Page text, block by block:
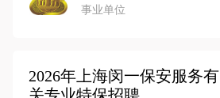
事业单位
2026年上海闵一保安服务